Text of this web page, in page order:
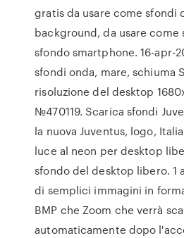
gratis da usare come sfondi
background, da usare come
sfondo smartphone. 16-apr-
sfondi onda, mare, schiuma
risoluzione del desktop
№470119. Scarica sfondi
la nuova Juventus, logo,
luce al neon per desktop
sfondo del desktop libero. 1
di semplici immagini in
BMP che Zoom che verrà
automaticamente dopo